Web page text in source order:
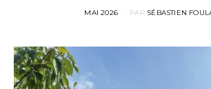
POSTED
MAI 2026 PAR SÉBASTIEN